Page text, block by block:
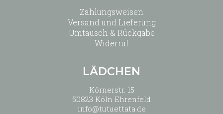
Zahlungsweisen
Versand und Lieferung
Umtausch & Rückgabe
Widerruf
LÄDCHEN
Körnerstr. 15
50823 Köln Ehrenfeld
info@tutuettata.de